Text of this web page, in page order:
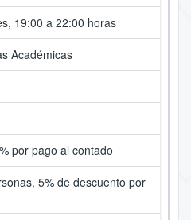
19:00 a 22:00 horas
Académicas
por pago al contado
5% de descuento por